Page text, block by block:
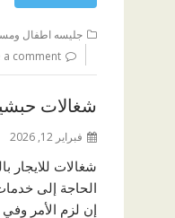
جليسه اطفال
a comment
شغالات حبشيات
فبراير 12, 2026
شغالات للايجار
الحاجة إلى
إن لزم الأمر